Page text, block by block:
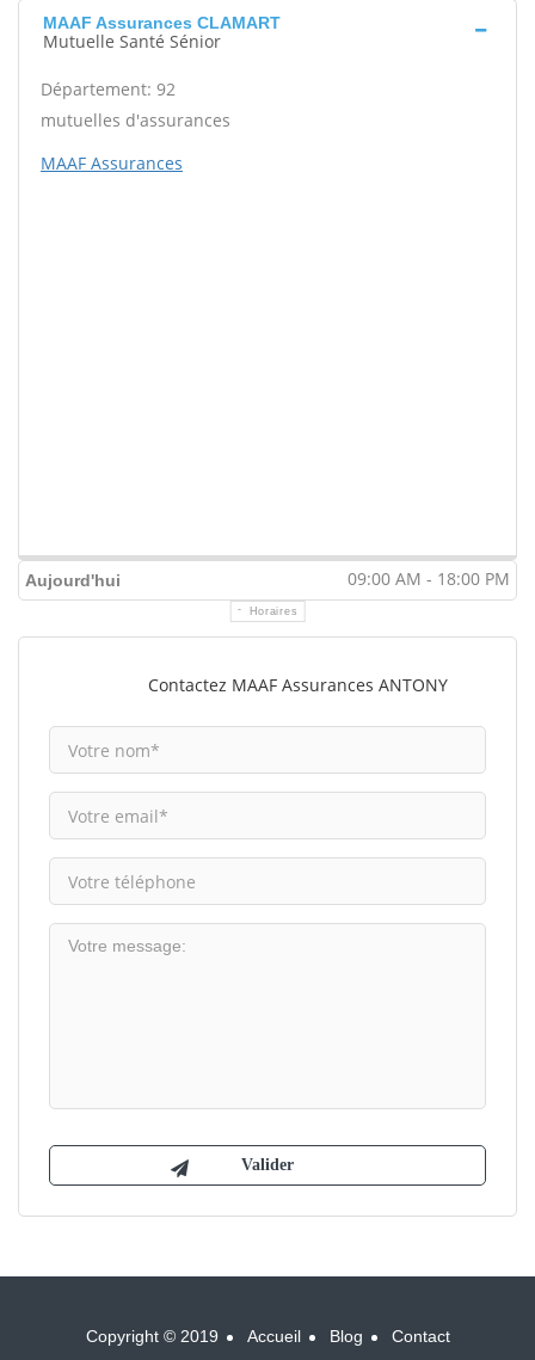
MAAF Assurances CLAMART
Mutuelle Santé Sénior
Département: 92
mutuelles d'assurances
MAAF Assurances
Aujourd'hui 09:00 AM - 18:00 PM
Horaires
Contactez MAAF Assurances ANTONY
Copyright © 2019 Accueil Blog Contact